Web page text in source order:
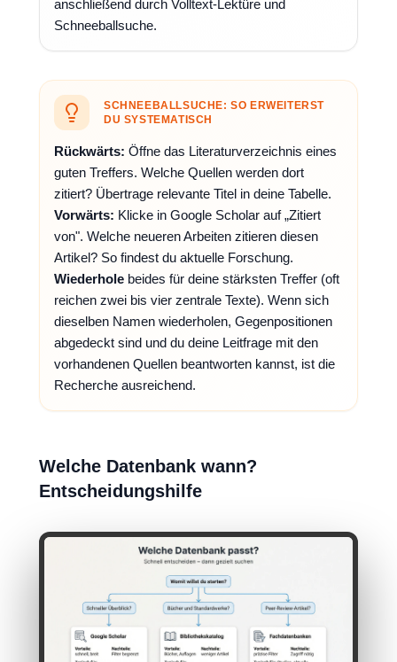
anschließend durch Volltext-Lektüre und
Schneeballsuche.
SCHNEEBALLSUCHE: SO ERWEITERST
DU SYSTEMATISCH
Rückwärts: Öffne das Literaturverzeichnis eines
guten Treffers. Welche Quellen werden dort
zitiert? Übertrage relevante Titel in deine Tabelle.
Vorwärts: Klicke in Google Scholar auf „Zitiert
von". Welche neueren Arbeiten zitieren diesen
Artikel? So findest du aktuelle Forschung.
Wiederhole beides für deine stärksten Treffer (oft
reichen zwei bis vier zentrale Texte). Wenn sich
dieselben Namen wiederholen, Gegenpositionen
abgedeckt sind und du deine Leitfrage mit den
vorhandenen Quellen beantworten kannst, ist die
Recherche ausreichend.
Welche Datenbank wann?
Entscheidungshilfe